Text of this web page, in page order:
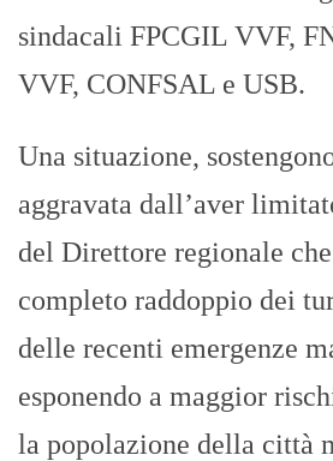
sindacali FPCGIL VVF,
VVF, CONFSAL e USB.
Una situazione,
aggravata dall’aver
del Direttore regionale
completo raddoppio dei
delle recenti emergenze
esponendo a maggior
la popolazione della città